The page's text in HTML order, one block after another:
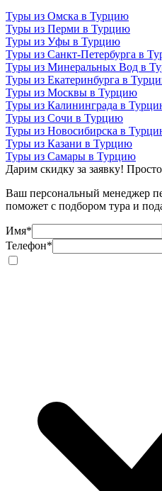
Туры из Омска в Турцию
Туры из Перми в Турцию
Туры из Уфы в Турцию
Туры из Санкт-Петербурга в
Туры из Минеральных Вод в
Туры из Екатеринбурга в
Туры из Москвы в Турцию
Туры из Калининграда в
Туры из Сочи в Турцию
Туры из Новосибирска в
Туры из Казани в Турцию
Туры из Самары в Турцию
Дарим скидку за заявку!
Ваш персональный менеджер
поможет с подбором тура и
Имя*
Телефон*